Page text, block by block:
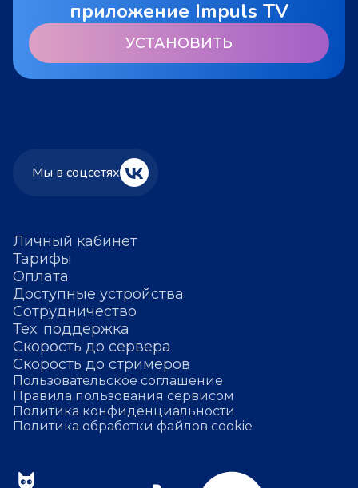
приложение Impuls TV
УСТАНОВИТЬ
Личный кабинет
Тарифы
Оплата
Доступные устройства
Сотрудничество
Тех. поддержка
Скорость до сервера
Скорость до стримеров
Пользовательское соглашение
Правила пользования сервисом
Политика конфиденциальности
Политика обработки файлов cookie
Мы в соцсетях